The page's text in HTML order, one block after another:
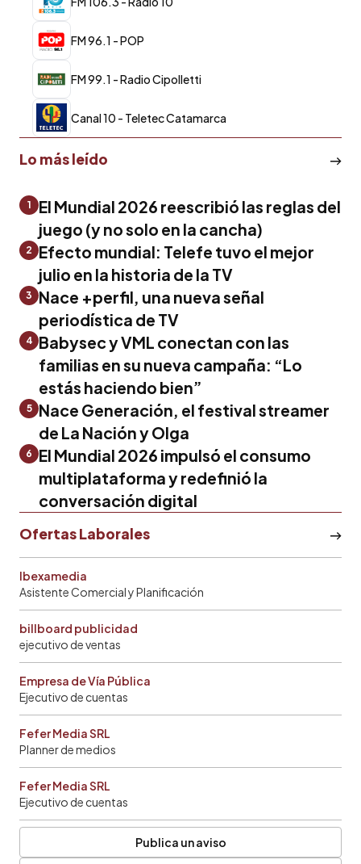
FM 96.1 - POP
FM 99.1 - Radio Cipolletti
Canal 10 - Teletec Catamarca
Lo más leído
1
El Mundial 2026 reescribió las reglas del
juego (y no solo en la cancha)
2
Efecto mundial: Telefe tuvo el mejor
julio en la historia de la TV
3
Nace +perfil, una nueva señal
periodística de TV
4 Babysec y VML conectan con las
familias en su nueva campaña: “Lo
estás haciendo bien”
5
Nace Generación, el festival streamer
de La Nación y Olga
6
El Mundial 2026 impulsó el consumo
multiplataforma y redefinió la
conversación digital
Ofertas Laborales
Ibexamedia
Asistente Comercial y Planificación
billboard publicidad
ejecutivo de ventas
Empresa de Vía Pública
Ejecutivo de cuentas
Fefer Media SRL
Planner de medios
Fefer Media SRL
Ejecutivo de cuentas
Publica un aviso